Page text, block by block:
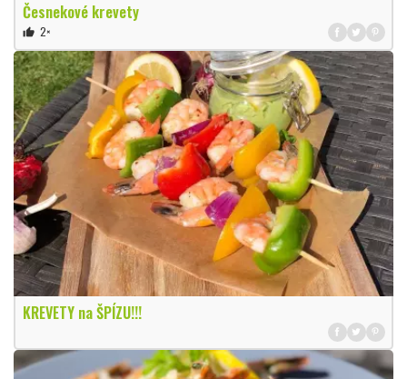
Česnekové krevety
thumb_up 2×
KREVETY na ŠPÍZU!!!